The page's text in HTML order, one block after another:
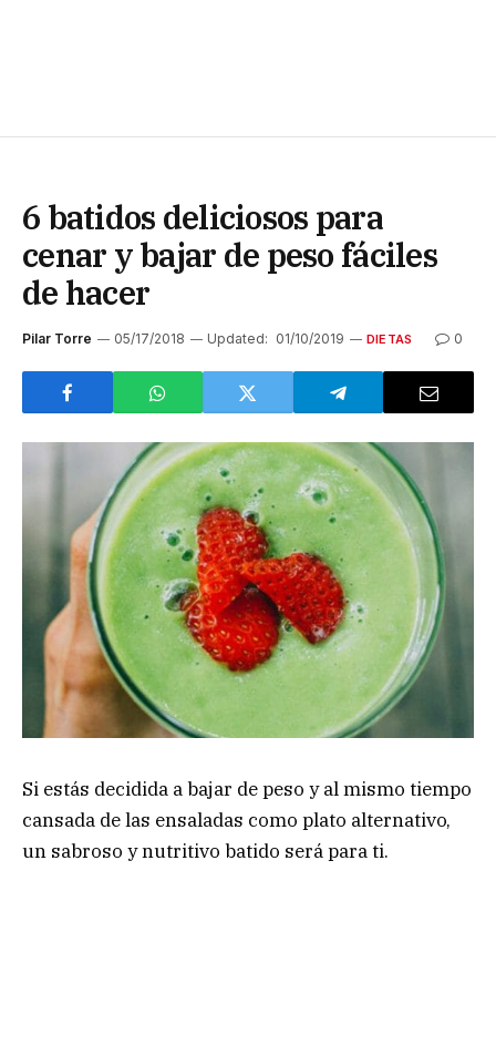
6 batidos deliciosos para
cenar y bajar de peso fáciles
de hacer
Pilar Torre 05/17/2018 Updated: 01/10/2019 DIETAS 0
Si estás decidida a bajar de peso y al mismo tiempo
cansada de las ensaladas como plato alternativo,
un sabroso y nutritivo batido será para ti.